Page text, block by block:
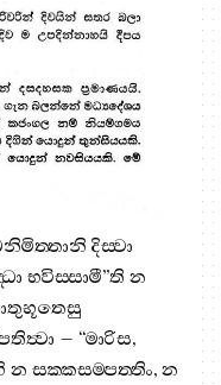
දිස‍්වා
භවිස‍්සාමී”ති න
– “මාරිස,
න සක‍්කසම‍්පත‍්තිං, න